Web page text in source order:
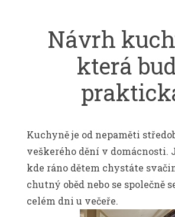
Návrh
která
Kuchyně je od nepaměti
veškerého dění v domácnosti.
kde ráno dětem chystáte
chutný oběd nebo se společně
celém dni u večeře.